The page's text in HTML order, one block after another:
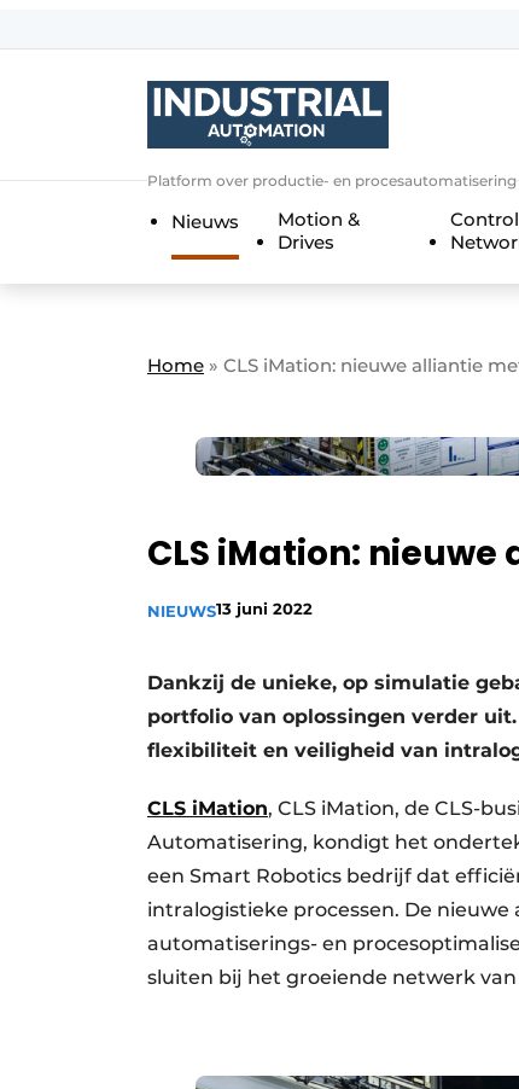
Algemene voorwaarden
Contact
Direct contact
Evenement aanmelden
Meest gelezen
Privacy / Cookie statement
Vacature aanmelden
Video’s
Platform over productie- en procesautomatisering
Nieuws
Motion &
Drives
Home » CLS iMation: nieuwe alliantie
CLS iMation:
NIEUWS13 juni 2022
Dankzij de unieke, op simulatie
portfolio van oplossingen verder
flexibiliteit en veiligheid van
CLS iMation, CLS iMation, de CLS-
Automatisering, kondigt het
een Smart Robotics bedrijf dat
intralogistieke processen. De nieuwe
automatiserings- en
sluiten bij het groeiende netwerk